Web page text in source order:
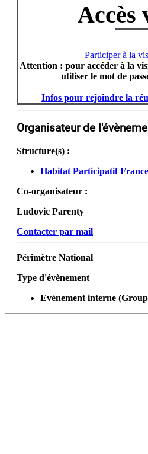
Accès
Participer à la
Attention : pour accéder à la
utiliser le mot de
Infos pour rejoindre la
Organisateur de
Structure(s) :
Habitat Participatif France
Co-organisateur :
Ludovic Parenty
Contacter par mail
Périmètre National
Type d'évènement
Evènement interne